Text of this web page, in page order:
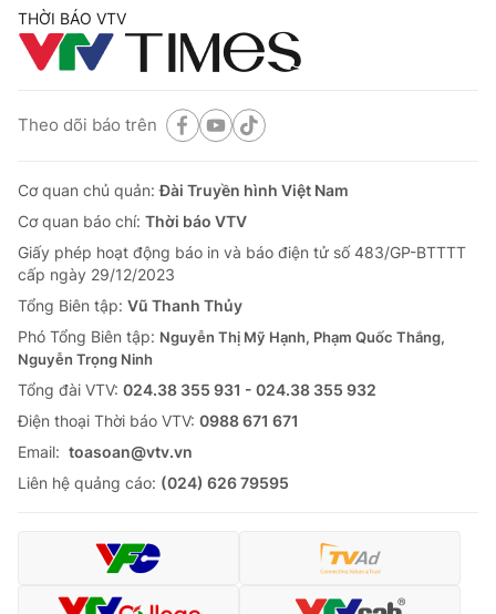
THỜI BÁO VTV
Theo dõi báo trên
Cơ quan chủ quản:Đài Truyền hình Việt Nam
Cơ quan báo chí: Thời báo VTV
Giấy phép hoạt động báo in và báo điện tử số 483/GP-BTTTT
cấp ngày 29/12/2023
Tổng Biên tập: Vũ Thanh Thủy
Phó Tổng Biên tập: Nguyễn Thị Mỹ Hạnh, Phạm Quốc Thắng,
Nguyễn Trọng Ninh
Tổng đài VTV: 024.38 355 931 - 024.38 355 932
Ðiện thoại Thời báo VTV: 0988 671 671
Email: toasoan@vtv.vn
Liên hệ quảng cáo: (024) 626 79595